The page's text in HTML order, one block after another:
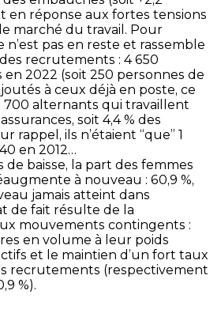
en réponse aux fortes tensions
marché du travail. Pour
n’est pas en reste et rassemble
recrutements : 4 650
2022 (soit 250 personnes de
à ceux déjà en poste, ce
700 alternants qui travaillent
soit 4,4 % des
rappel, ils n’étaient “que” 1
en 2012…
baisse, la part des femmes
à nouveau : 60,9 %,
jamais atteint dans
de fait résulte de la
mouvements contingents :
en volume à leur poids
et le maintien d’un fort taux
recrutements (respectivement
%).